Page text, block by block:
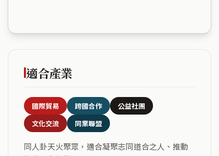
適合產業
國際貿易 跨國合作
公益社團
文化交流
同業聯盟
同人卦天火聚眾，適合凝聚志同道合之人、推動